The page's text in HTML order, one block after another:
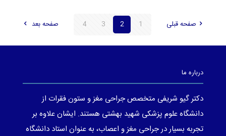
صفحه قبلی 1
2
3
4 صفحه بعد
درباره ما
دکتر گیو شریفی متخصص جراحی مغز و ستون فقرات از
دانشگاه علوم پزشکی شهید بهشتی هستند. ایشان علاوه بر
تجربه بسیار در جراحی مغز و اعصاب، به عنوان استاد دانشگاه